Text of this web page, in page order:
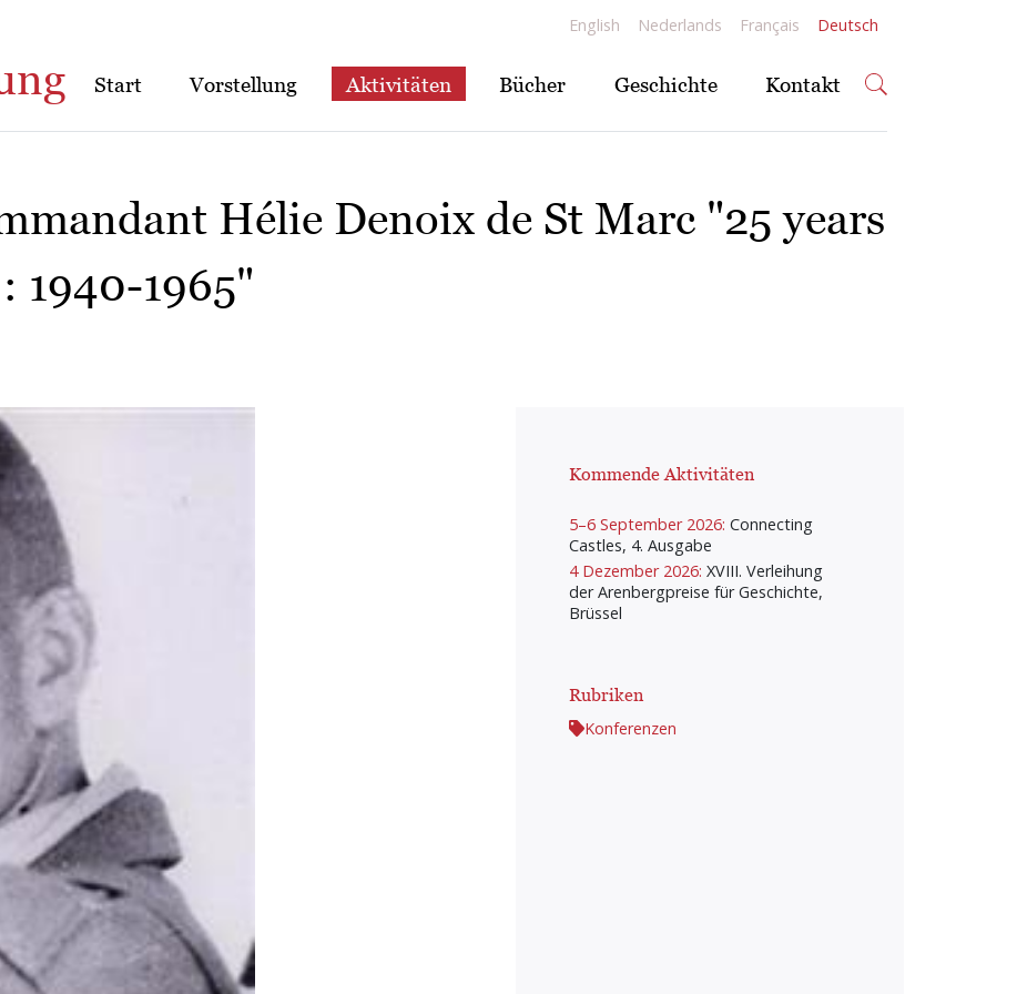
English Nederlands Français Deutsch
Start Vorstellung Aktivitäten Bücher Geschichte Kontakt
Hélie Denoix de St Marc "25 years
1940-1965"
Kommende Aktivitäten
5–6 September 2026: Connecting
Castles, 4. Ausgabe
4 Dezember 2026: XVIII. Verleihung
der Arenbergpreise für Geschichte,
Brüssel
Rubriken
Konferenzen